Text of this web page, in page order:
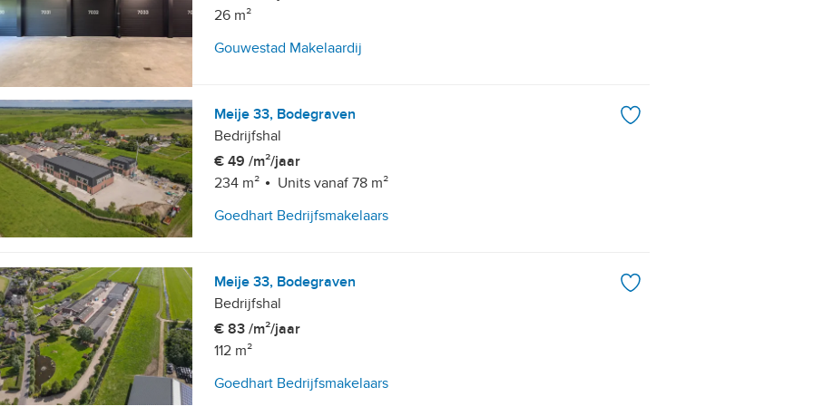
26 m²
Gouwestad Makelaardij
Meije 33, Bodegraven
Bedrijfshal
€ 49 /m²/jaar
234 m²
Units vanaf 78 m²
Goedhart Bedrijfsmakelaars
Meije 33, Bodegraven
Bedrijfshal
€ 83 /m²/jaar
112 m²
Goedhart Bedrijfsmakelaars